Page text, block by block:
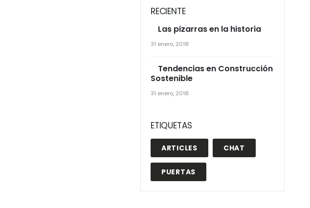
RECIENTE
Las pizarras en la historia
31 enero, 2018
Tendencias en Construcción
Sostenible
31 enero, 2018
ETIQUETAS
ARTICLES CHAT
PUERTAS